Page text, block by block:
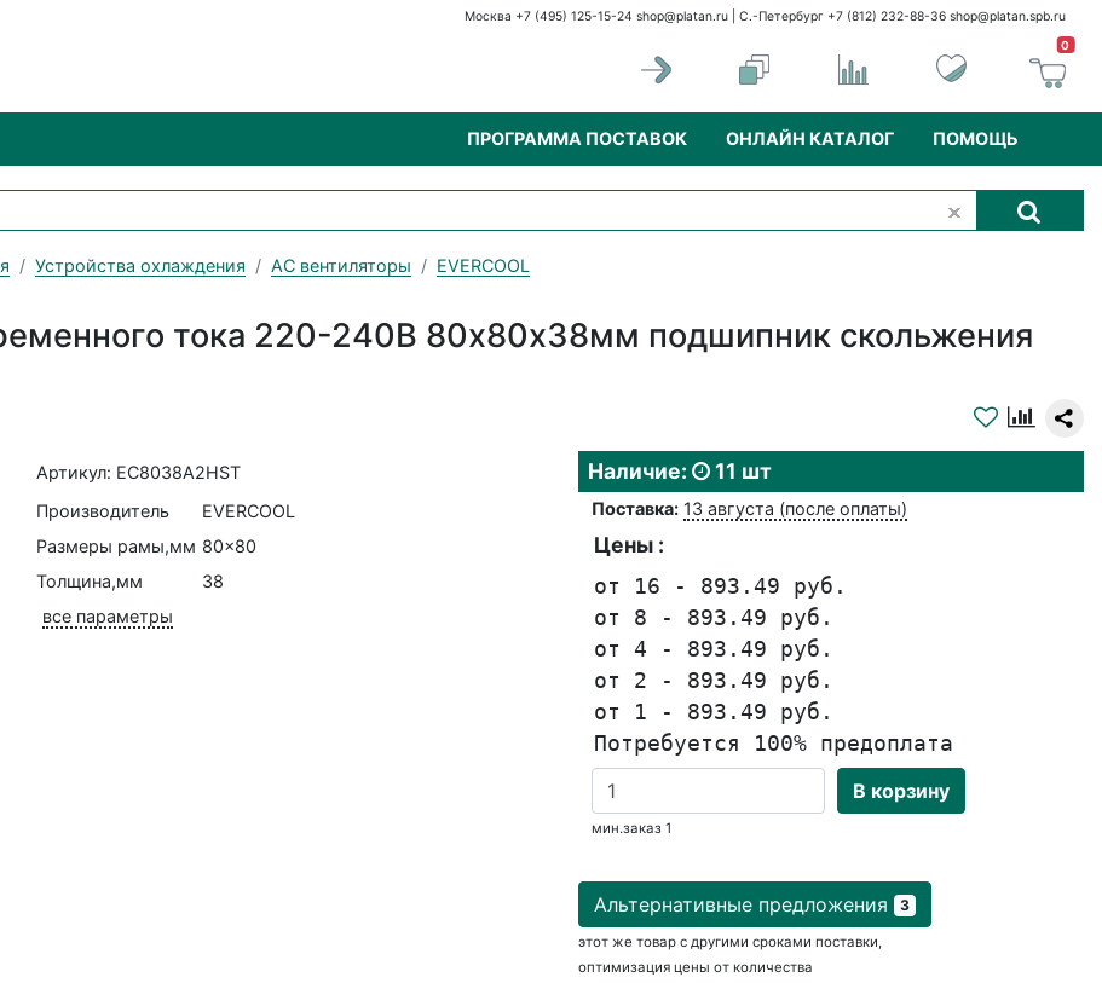
Москва +7 (495) 125-15-24 shop@platan.ru | С.-Петербург +7 (812) 232-88-36 shop@platan.spb.ru
0
ПРОГРАММА ПОСТАВОК ОНЛАЙН КАТАЛОГ ПОМОЩЬ
Устройства охлаждения AC вентиляторы EVERCOOL
тока 220-240В 80х80х38мм подшипник скольжения
Артикул: EC8038A2HST
Производитель
EVERCOOL
Размеры рамы,мм 80x80
Толщина,мм
38
все параметры
Наличие: 11 шт
Поставка: 13 августа (после оплаты)
Цены :
от 16 - 893.49 руб.
от 8 - 893.49 руб.
от 4 - 893.49 руб.
от 2 - 893.49 руб.
от 1 - 893.49 руб.
Потребуется 100% предоплата
В корзину
мин.заказ 1
Альтернативные предложения 3
этот же товар с другими сроками поставки,
оптимизация цены от количества